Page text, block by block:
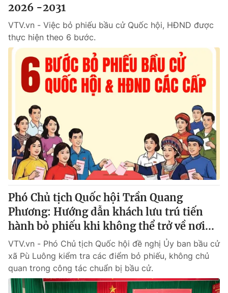
Emagazine
Photo
Video Shorts video
VTV Sức khoẻ
Thị trường 24h Tấm lòng Việt
VTV4 Vươn mình bằng AI
VTV9 VTV8
Liên hệ tòa soạn English
2026 -2031
VTV.vn - Việc bỏ phiếu bầu cử Quốc hội, HĐND được
thực hiện theo 6 bước.
Phó Chủ tịch Quốc hội Trần Quang
Phương: Hướng dẫn khách lưu trú tiến
hành bỏ phiếu khi không thể trở về nơi...
VTV.vn - Phó Chủ tịch Quốc hội đề nghị Ủy ban bầu cử
xã Pù Luông kiểm tra các điểm bỏ phiếu, không chủ
quan trong công tác chuẩn bị bầu cử.